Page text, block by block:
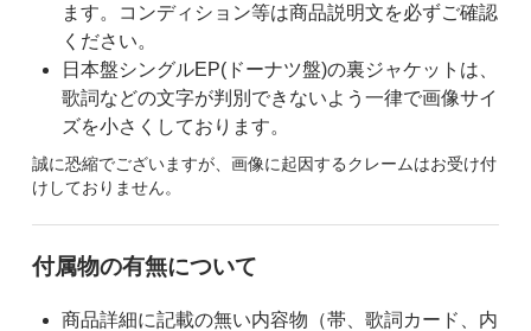
ます。コンディション等は商品説明文を必ずご確認
ください。
日本盤シングルEP(ドーナツ盤)の裏ジャケットは、
歌詞などの文字が判別できないよう一律で画像サイ
ズを小さくしております。
誠に恐縮でございますが、画像に起因するクレームはお受け付
けしておりません。
付属物の有無について
商品詳細に記載の無い内容物（帯、歌詞カード、内